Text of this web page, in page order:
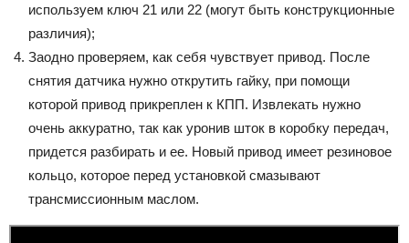
используем ключ 21 или 22 (могут быть конструкционные
различия);
Заодно проверяем, как себя чувствует привод. После
снятия датчика нужно открутить гайку, при помощи
которой привод прикреплен к КПП. Извлекать нужно
очень аккуратно, так как уронив шток в коробку передач,
придется разбирать и ее. Новый привод имеет резиновое
кольцо, которое перед установкой смазывают
трансмиссионным маслом.